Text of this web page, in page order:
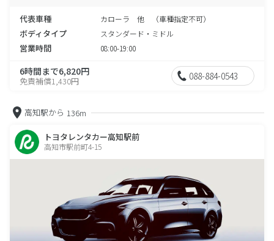
代表車種 カローラ 他 （車種指定不可）
ボディタイプ スタンダード・ミドル
営業時間 08:00-19:00
6時間まで6,820円
免責補償1,430円 088-884-0543
高知駅から 136m
トヨタレンタカー高知駅前
高知市駅前町4-15